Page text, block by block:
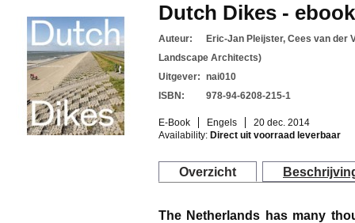
Dutch Dikes - ebook
Auteur:
Eric-Jan Pleijster, Cees van der
Landscape Architects)
Uitgever: nai010
ISBN:
978-94-6208-215-1
E-Book Engels 20 dec. 2014
Overzicht
The Netherlands has many
Availability: Direct uit voorraad leverbaar